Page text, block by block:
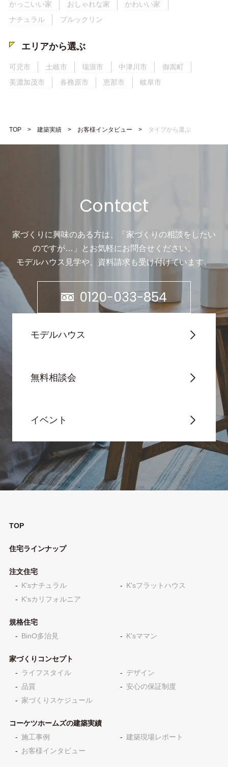
かっこいい家 おしゃれな家
かわいい家
ナチュラル
ブルックリン
エリアから選ぶ
可児市 土岐市 瑞浪市 中津川市
御嵩町
美濃加茂市
各務原市 恵那市 岐阜市
TOP 建築実績 お客様インタビュー タイプから選ぶ
Contact
家づくりに興味のある方は、「家づくりの相談をしたい
のですが…」と お気軽にお問合せください。
モデルハウス見学や、資料請求も受け付けています。
0120-033-854
モデルハウス
無料相談会
イベント
TOP
住宅ラインナップ
注文住宅
K'sナチュラル
K'sフラットハウス
K'sカリフォルニア
規格住宅
BinO多治見
K'sママン
家づくりコンセプト
ライフスタイル
デザイン
品質
安心の保証制度
家づくりスケジュール
コーケツホームズの建築実績
施工事例
建築現場レポート
お客様インタビュー